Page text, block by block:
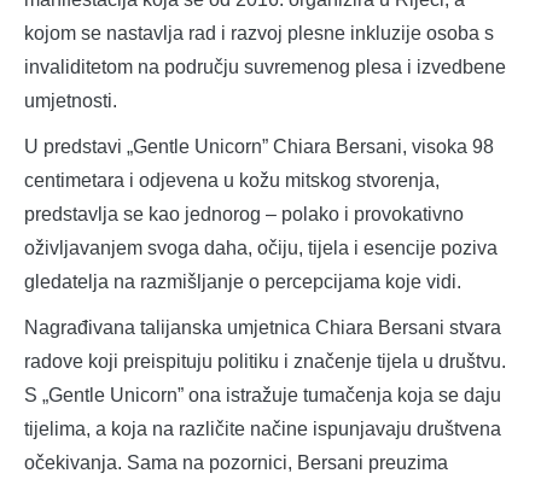
kojom se nastavlja rad i razvoj plesne inkluzije osoba s
invaliditetom na području suvremenog plesa i izvedbene
umjetnosti.
U predstavi „Gentle Unicorn” Chiara Bersani, visoka 98
centimetara i odjevena u kožu mitskog stvorenja,
predstavlja se kao jednorog – polako i provokativno
oživljavanjem svoga daha, očiju, tijela i esencije poziva
gledatelja na razmišljanje o percepcijama koje vidi.
Nagrađivana talijanska umjetnica Chiara Bersani stvara
radove koji preispituju politiku i značenje tijela u društvu.
S „Gentle Unicorn” ona istražuje tumačenja koja se daju
tijelima, a koja na različite načine ispunjavaju društvena
očekivanja. Sama na pozornici, Bersani preuzima